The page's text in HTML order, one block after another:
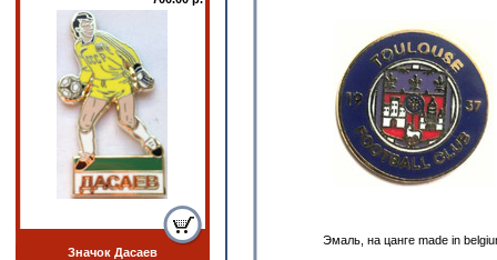
Значок Дасаев
Эмаль, на цанге made in